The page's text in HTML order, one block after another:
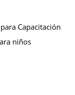
Capacitación
niños